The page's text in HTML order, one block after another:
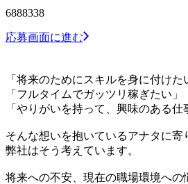
6888338
応募画面に進む
「将来のためにスキルを身に付けた
「フルタイムでガッツリ稼ぎたい」
「やりがいを持って、興味のある仕
そんな想いを抱いているアナタに寄
弊社はそう考えています。
将来への不安、現在の職場環境への